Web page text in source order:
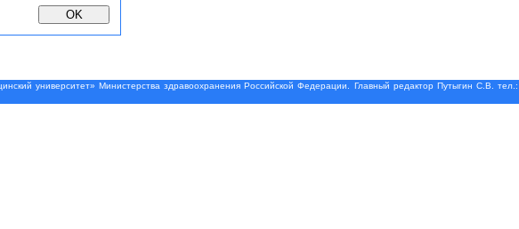
университет» Министерства здравоохранения Российской Федерации. Главный редактор Путыгин С.В. тел.: